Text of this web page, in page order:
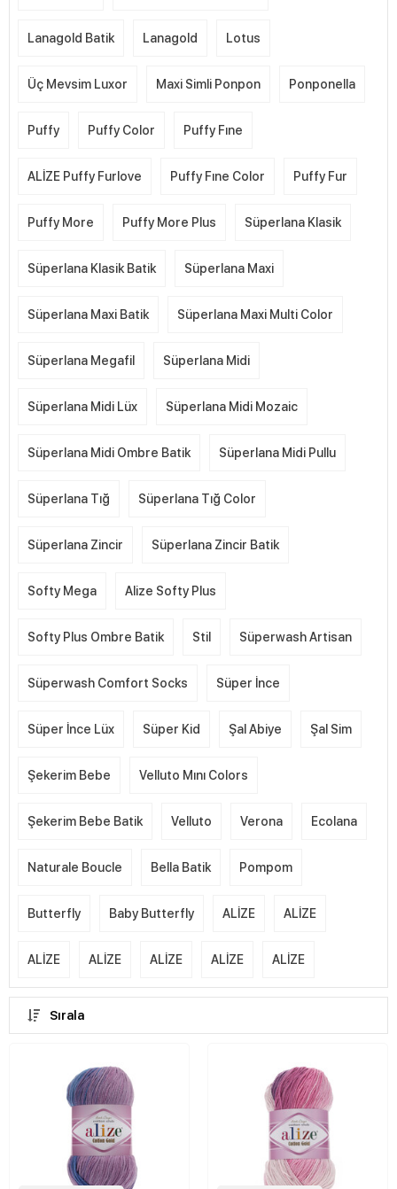
Lanagold Batik Lanagold Lotus
Üç Mevsim Luxor Maxi Simli Ponpon Ponponella
Puffy Puffy Color Puffy Fıne
ALİZE Puffy Furlove Puffy Fıne Color Puffy Fur
Puffy More Puffy More Plus Süperlana Klasik
Süperlana Klasik Batik Süperlana Maxi
Süperlana Maxi Batik Süperlana Maxi Multi Color
Süperlana Megafil Süperlana Midi
Süperlana Midi Lüx Süperlana Midi Mozaic
Süperlana Midi Ombre Batik Süperlana Midi Pullu
Süperlana Tığ Süperlana Tığ Color
Süperlana Zincir Süperlana Zincir Batik
Softy Mega Alize Softy Plus
Softy Plus Ombre Batik Stil Süperwash Artisan
Süperwash Comfort Socks Süper İnce
Süper İnce Lüx Süper Kid Şal Abiye Şal Sim
Şekerim Bebe Velluto Mını Colors
Şekerim Bebe Batik Velluto Verona Ecolana
Naturale Boucle Bella Batik Pompom
Butterfly Baby Butterfly ALİZE ALİZE
ALİZE ALİZE ALİZE ALİZE ALİZE
Sırala